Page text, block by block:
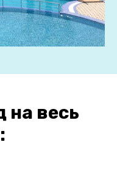
на весь